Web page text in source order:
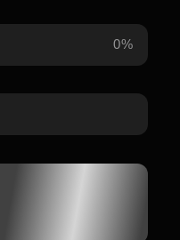
0%